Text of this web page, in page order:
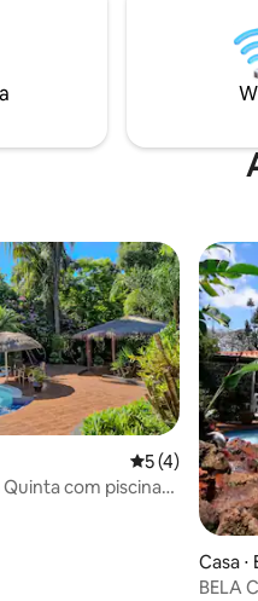
5 de uma
5 (4)
Quinta com piscina
Casa
BELA